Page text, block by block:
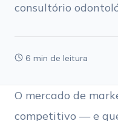
consultório
6 min de leitura
O mercado de
competitivo — e